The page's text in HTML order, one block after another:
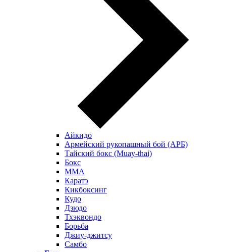
Айкидо
Армейский рукопашный бой (АРБ)
Тайский бокс (Muay-thai)
Бокс
ММА
Каратэ
Кикбоксинг
Кудо
Дзюдо
Тхэквондо
Борьба
Джиу-джитсу
Самбо